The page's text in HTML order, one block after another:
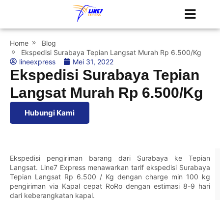
Home
Blog
Ekspedisi Surabaya Tepian Langsat Murah Rp 6.500/Kg
lineexpress
Mei 31, 2022
Ekspedisi Surabaya Tepian
Langsat Murah Rp 6.500/Kg
Hubungi Kami
Ekspedisi pengiriman barang dari Surabaya ke Tepian
Langsat. Line7 Express menawarkan tarif ekspedisi Surabaya
Tepian Langsat Rp 6.500 / Kg dengan charge min 100 kg
pengiriman via Kapal cepat RoRo dengan estimasi 8-9 hari
dari keberangkatan kapal.